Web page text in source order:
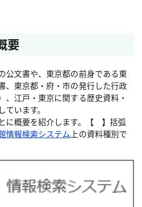
要
公文書や、東京都の前身である東
、東京都・府・市の発行した行政
、江戸・東京に関する歴史資料・
います。
に概要を紹介します。【 】括弧
情報検索システム 上の資料種別で